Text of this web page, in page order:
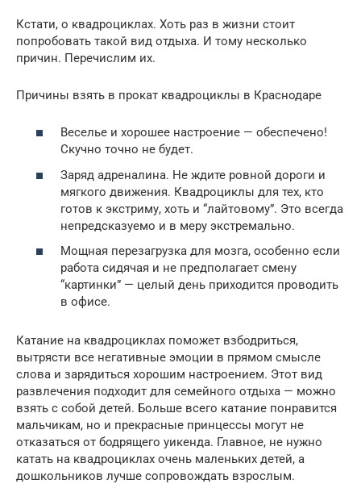
Кстати, о квадроциклах. Хоть раз в жизни стоит
попробовать такой вид отдыха. И тому несколько
причин. Перечислим их.
Причины взять в прокат квадроциклы в Краснодаре
Веселье и хорошее настроение — обеспечено!
Скучно точно не будет.
Заряд адреналина. Не ждите ровной дороги и
мягкого движения. Квадроциклы для тех, кто
готов к экстриму, хоть и “лайтовому”. Это всегда
непредсказуемо и в меру экстремально.
Мощная перезагрузка для мозга, особенно если
работа сидячая и не предполагает смену
“картинки” — целый день приходится проводить
в офисе.
Катание на квадроциклах поможет взбодриться,
вытрясти все негативные эмоции в прямом смысле
слова и зарядиться хорошим настроением. Этот вид
развлечения подходит для семейного отдыха — можно
взять с собой детей. Больше всего катание понравится
мальчикам, но и прекрасные принцессы могут не
отказаться от бодрящего уикенда. Главное, не нужно
катать на квадроциклах очень маленьких детей, а
дошкольников лучше сопровождать взрослым.